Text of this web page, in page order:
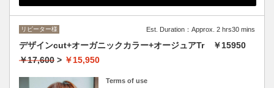
リピーター様 Est. Duration：Approx. 2 hrs30 mins
デザインcut+オーガニックカラー+オージュアTr ￥15950
￥17,600 > ￥15,950
Terms of use